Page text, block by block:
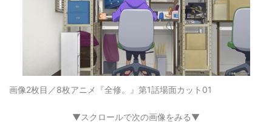
画像2枚目／8枚アニメ『全修。』第1話場面カット01
▼スクロールで次の画像をみる▼